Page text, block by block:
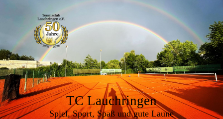
TC Lauchringen
Spiel, Sport, Spaß und gute Laune